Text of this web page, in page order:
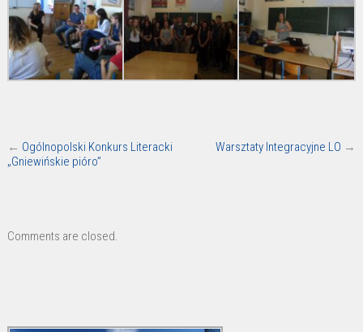
← Ogólnopolski Konkurs Literacki
„Gniewińskie pióro”
Warsztaty Integracyjne LO →
Comments are closed.